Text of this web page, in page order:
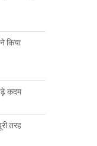
किया
कदम
तरह